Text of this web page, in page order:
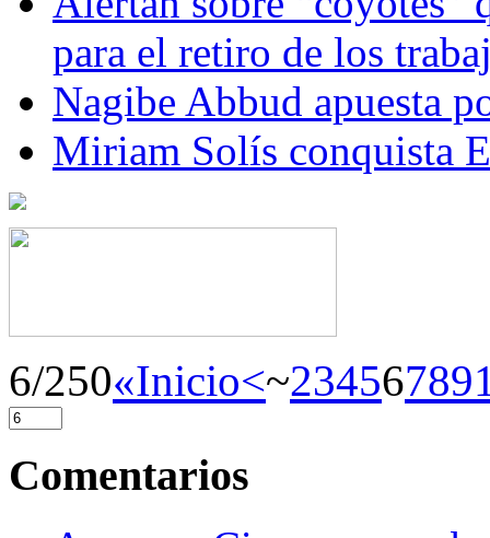
para el retiro de los
Nagibe Abbud apuesta
Miriam Solís conquista
6/250«Inicio<~23456789
Comentarios